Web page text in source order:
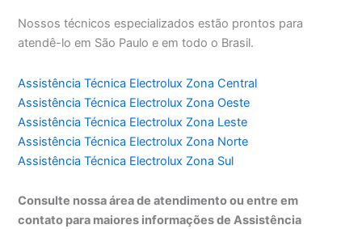
Nossos técnicos especializados estão prontos para
atendê-lo em São Paulo e em todo o Brasil.
Assistência Técnica Electrolux Zona Central
Assistência Técnica Electrolux Zona Oeste
Assistência Técnica Electrolux Zona Leste
Assistência Técnica Electrolux Zona Norte
Assistência Técnica Electrolux Zona Sul
Consulte nossa área de atendimento ou entre em
contato para maiores informações de Assistência